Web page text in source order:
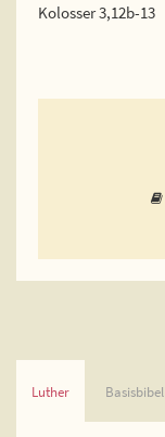
Kolosser 3,12b-13
Luther Basisbibel